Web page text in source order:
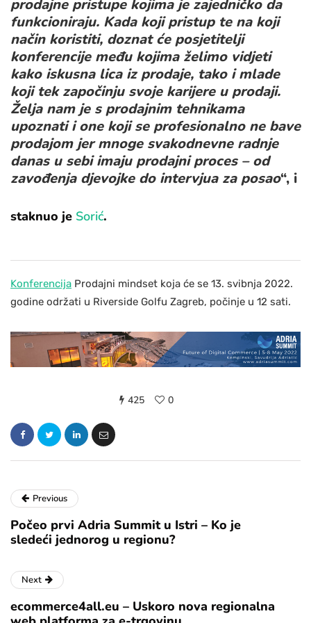
prodajne pristupe kojima je zajedničko da
funkcioniraju. Kada koji pristup te na koji
način koristiti, doznat će posjetitelji
konferencije među kojima želimo vidjeti
kako iskusna lica iz prodaje, tako i mlade
koji tek započinju svoje karijere u prodaji.
Želja nam je s prodajnim tehnikama
upoznati i one koji se profesionalno ne bave
prodajom jer mnoge svakodnevne radnje
danas u sebi imaju prodajni proces – od
zavođenja djevojke do intervjua za posao“, i
staknuo je Sorić.
Konferencija Prodajni mindset koja će se 13. svibnja 2022.
godine održati u Riverside Golfu Zagreb, počinje u 12 sati.
425 0
Previous
Počeo prvi Adria Summit u Istri – Ko je
sledeći jednorog u regionu?
Next
ecommerce4all.eu – Uskoro nova regionalna